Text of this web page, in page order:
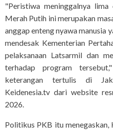
"Peristiwa meninggalnya
Merah Putih ini merupakan
anggap enteng nyawa manusia
mendesak Kementerian
pelaksanaan Latsarmil dan
terhadap program
keterangan tertulis di
Keidenesia.tv dari website
2026.
Politikus PKB itu menegaskan,